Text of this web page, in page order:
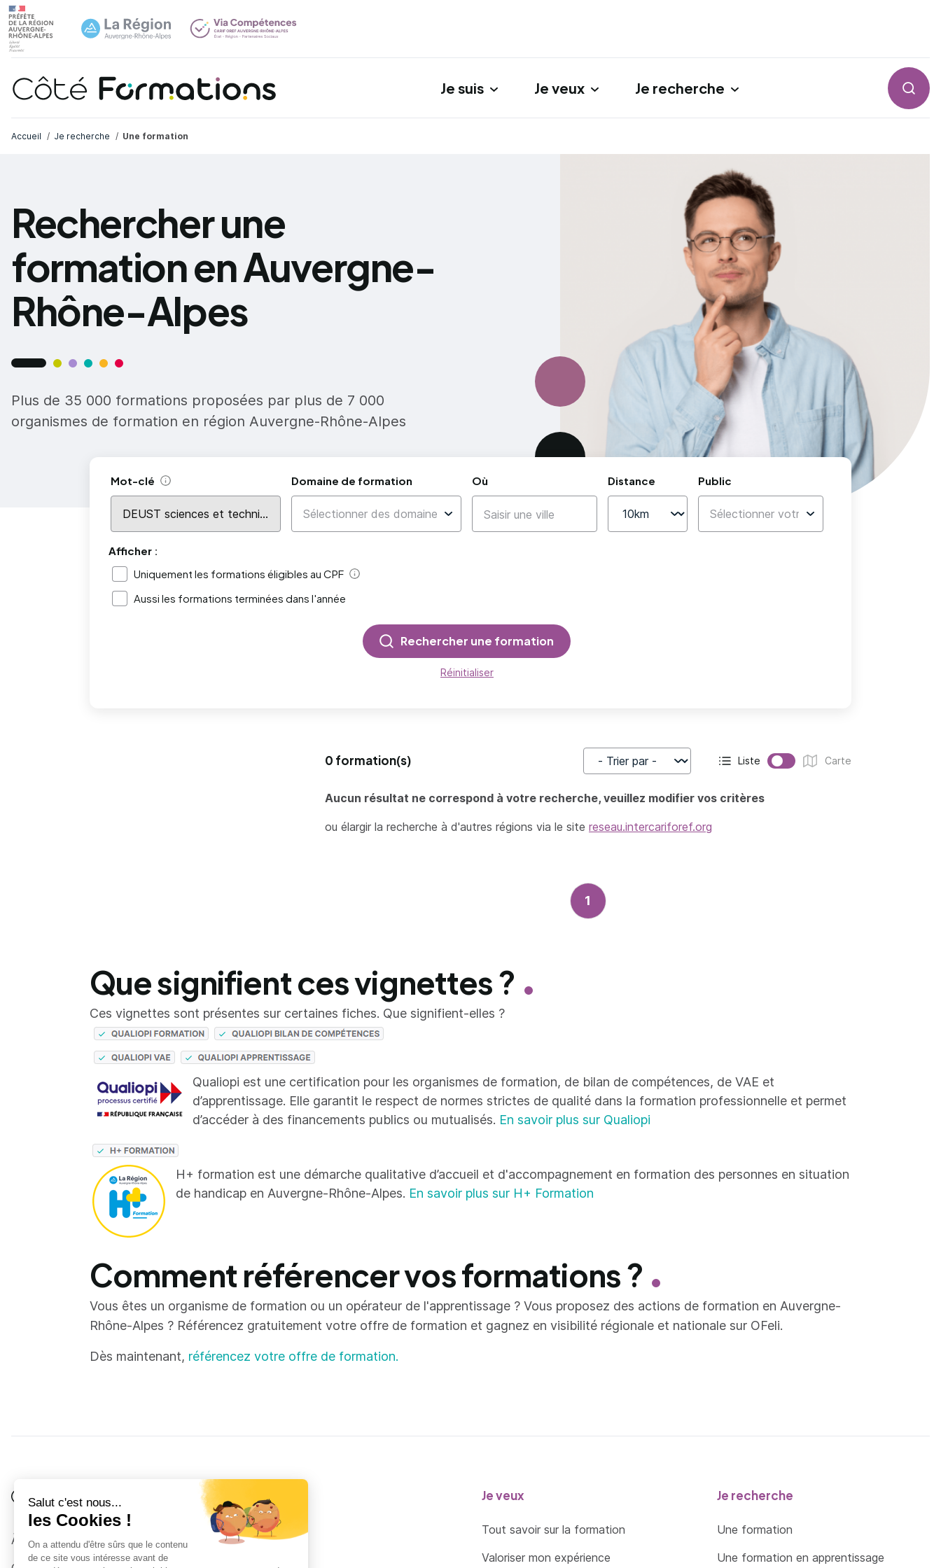
Je suis Je veux Je recherche
Accueil Je recherche Une formation
Rechercher une
formation en Auvergne-
Rhône-Alpes
Plus de 35 000 formations proposées par plus de 7 000
organismes de formation en région Auvergne-Rhône-Alpes
Mot-clé Aide Domaine de formation Où Distance Public
Afficher :
Uniquement les formations éligibles au CPF
Aide
Aussi les formations terminées dans l'année
Rechercher une formation
Réinitialiser
0 formation(s)
Trier par Affichage actif :
Liste
Affichage :
Carte
Aucun résultat ne correspond à votre recherche, veuillez modifier vos critères
ou élargir la recherche à d'autres régions via le site reseau.intercariforef.org
1
Que signifient ces vignettes ?
Ces vignettes sont présentes sur certaines fiches. Que signifient-elles ?
Qualiopi est une certification pour les organismes de formation, de bilan de compétences, de VAE et
d’apprentissage. Elle garantit le respect de normes strictes de qualité dans la formation professionnelle et permet
d’accéder à des financements publics ou mutualisés. En savoir plus sur Qualiopi
H+ formation est une démarche qualitative d’accueil et d'accompagnement en formation des personnes en situation
de handicap en Auvergne-Rhône-Alpes. En savoir plus sur H+ Formation
Comment référencer vos formations ?
Vous êtes un organisme de formation ou un opérateur de l'apprentissage ? Vous proposez des actions de formation en Auvergne-
Rhône-Alpes ? Référencez gratuitement votre offre de formation et gagnez en visibilité régionale et nationale sur OFeli.
Dès maintenant, référencez votre offre de formation.
Côté Formations
À propos
Je suis
Au collège
Je veux
Tout savoir sur la formation
Valoriser mon expérience
Je recherche
Une formation
Une formation en apprentissage